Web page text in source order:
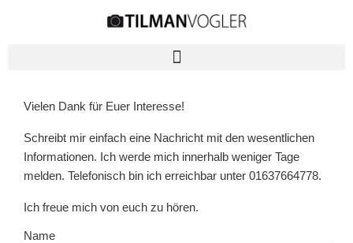
Vielen Dank für Euer Interesse!
Schreibt mir einfach eine Nachricht mit den wesentlichen
Informationen. Ich werde mich innerhalb weniger Tage
melden. Telefonisch bin ich erreichbar unter 01637664778.
Ich freue mich von euch zu hören.
Name